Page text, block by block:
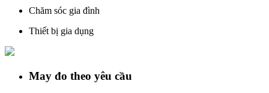
Chăm sóc gia đình
Thiết bị gia dụng
May đo theo yêu cầu